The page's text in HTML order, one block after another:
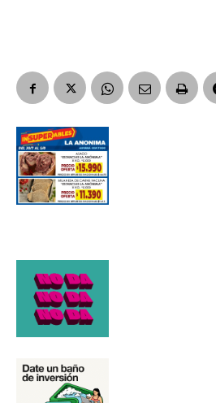
Dirección de correo electrónico
Nombre
Apellidos